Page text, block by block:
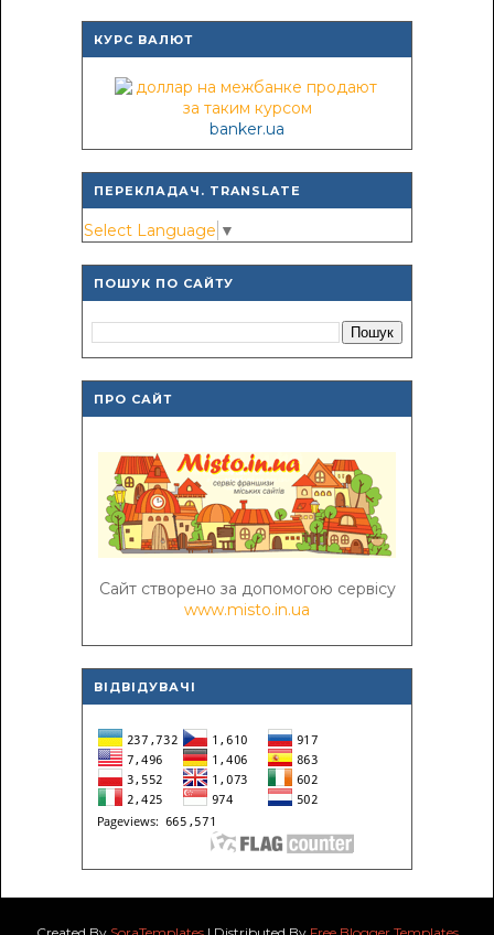
КУРС ВАЛЮТ
banker.ua
ПЕРЕКЛАДАЧ. TRANSLATE
Select Language ▼
ПОШУК ПО САЙТУ
ПРО САЙТ
Сайт створено за допомогою сервісу
www.misto.in.ua
ВІДВІДУВАЧІ